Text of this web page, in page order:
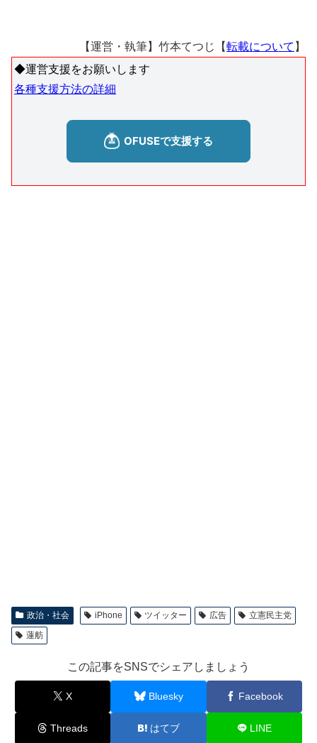
【運営・執筆】竹本てつじ【転載について 】
◆運営支援をお願いします
各種支援方法の詳細
政治・社会 iPhone ツイッター 広告
立憲民主党
蓮舫
この記事をSNSでシェアしましょう
X Bluesky Facebook
Threads はてブ LINE